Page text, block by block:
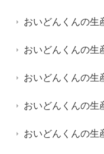
おいどんくんの生
おいどんくんの生
おいどんくんの生
おいどんくんの生
おいどんくんの生